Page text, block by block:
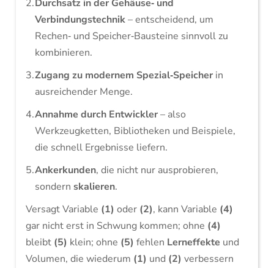
Durchsatz in der Gehäuse‑ und
Verbindungstechnik– entscheidend, um
Rechen‑ und Speicher‑Bausteine sinnvoll zu
kombinieren.
Zugang zu modernem Spezial‑Speicherin
ausreichender Menge.
Annahme durch Entwickler– also
Werkzeugketten, Bibliotheken und Beispiele,
die schnell Ergebnisse liefern.
Ankerkunden, die nicht nur ausprobieren,
sondern skalieren.
Versagt Variable (1) oder (2), kann Variable (4)
gar nicht erst in Schwung kommen; ohne (4)
bleibt (5) klein; ohne (5) fehlen Lerneffekte und
Volumen, die wiederum (1) und (2) verbessern